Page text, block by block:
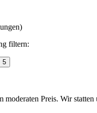
filtern:
5
moderaten Preis. Wir statten